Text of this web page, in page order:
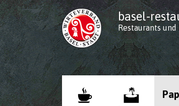
basel-
Restaurants und